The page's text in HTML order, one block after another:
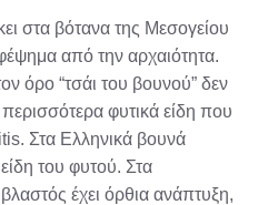
στα βότανα της Μεσογείου
από την αρχαιότητα.
όρο “τσάι του βουνού” δεν
φυτικά είδη που
Στα Ελληνικά βουνά
του φυτού. Στα
έχει όρθια ανάπτυξη,